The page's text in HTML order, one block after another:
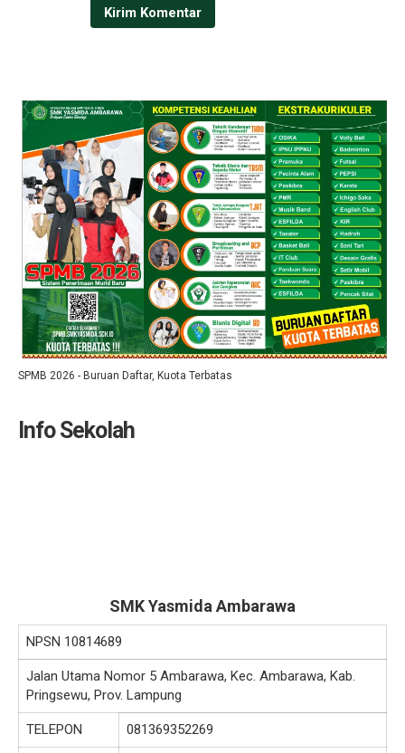
SPMB 2026 - Buruan Daftar, Kuota Terbatas
Info Sekolah
SMK Yasmida Ambarawa
NPSN 10814689
Jalan Utama Nomor 5 Ambarawa, Kec. Ambarawa, Kab.
Pringsewu, Prov. Lampung
TELEPON 081369352269